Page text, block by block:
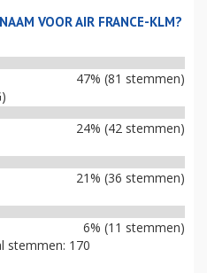
VOOR AIR FRANCE-KLM?
47% (81 stemmen)
24% (42 stemmen)
21% (36 stemmen)
6% (11 stemmen)
stemmen: 170